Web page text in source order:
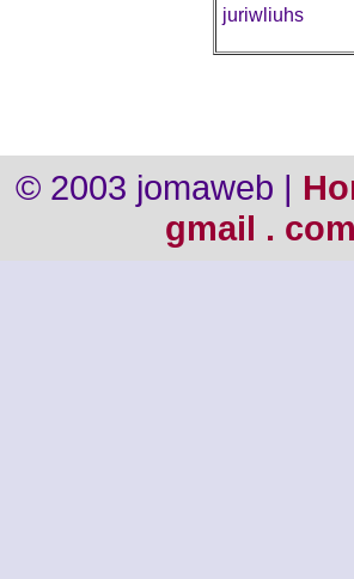
juriwliuhs
© 2003 jomaweb |
gmail .